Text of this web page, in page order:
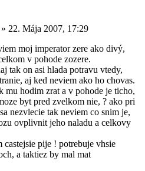
» 22. Mája 2007, 17:29
moj imperator zere ako divý,
v pohode zozere.
tak on asi hlada potravu vtedy,
aj ked neviem ako ho chovas.
mu hodim zrat a v pohode je ticho,
byt pred zvelkom nie, ? ako pri
nezvlecie tak neviem co snim je,
ovplivnit jeho naladu a celkovy
pije ! potrebuje vhsie
a taktiez by mal mat